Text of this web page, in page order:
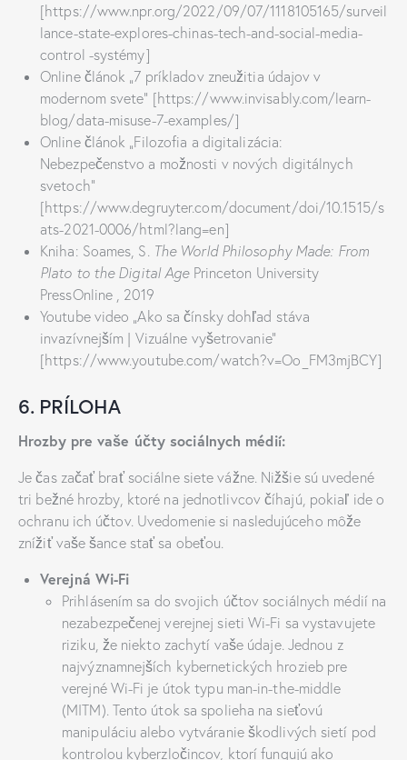
[https://www.npr.org/2022/09/07/1118105165/surveil
lance-state-explores-chinas-tech-and-social-media-
control -systémy]
Online článok „7 príkladov zneužitia údajov v
modernom svete“ [https://www.invisably.com/learn-
blog/data-misuse-7-examples/]
Online článok „Filozofia a digitalizácia:
Nebezpečenstvo a možnosti v nových digitálnych
svetoch“
[https://www.degruyter.com/document/doi/10.1515/s
ats-2021-0006/html?lang=en]
Kniha: Soames, S. The World Philosophy Made: From
Plato to the Digital Age Princeton University
PressOnline , 2019
Youtube video „Ako sa čínsky dohľad stáva
invazívnejším | Vizuálne vyšetrovanie”
[https://www.youtube.com/watch?v=Oo_FM3mjBCY]
6. PRÍLOHA
Hrozby pre vaše účty sociálnych médií:
Je čas začať brať sociálne siete vážne. Nižšie sú uvedené
tri bežné hrozby, ktoré na jednotlivcov číhajú, pokiaľ ide o
ochranu ich účtov. Uvedomenie si nasledujúceho môže
znížiť vaše šance stať sa obeťou.
Verejná Wi-Fi
Prihlásením sa do svojich účtov sociálnych médií na
nezabezpečenej verejnej sieti Wi-Fi sa vystavujete
riziku, že niekto zachytí vaše údaje. Jednou z
najvýznamnejších kybernetických hrozieb pre
verejné Wi-Fi je útok typu man-in-the-middle
(MITM). Tento útok sa spolieha na sieťovú
manipuláciu alebo vytváranie škodlivých sietí pod
kontrolou kyberzločincov, ktorí fungujú ako